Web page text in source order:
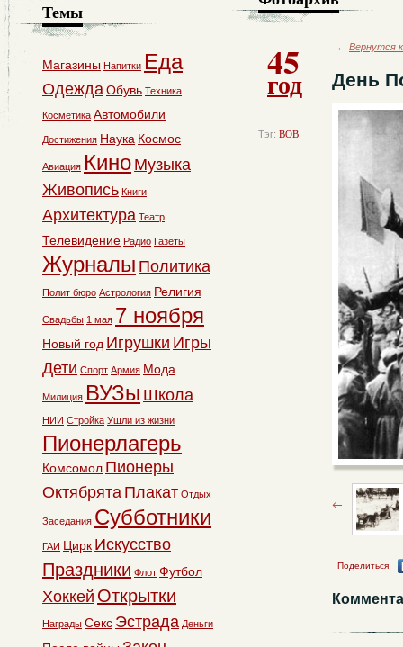
45
год
Тэг: ВОВ
← Вернутся
День
Поделиться
Темы
Магазины Напитки Еда
ОдеждаОбувь Техника
Косметика Автомобили
Достижения Наука Космос
Авиация Кино Музыка
Живопись Книги
Архитектура Театр
Телевидение Радио Газеты
Журналы Политика
Полит бюро Астрология Религия
Свадьбы 1 мая 7 ноября
Новый год Игрушки Игры
Дети Спорт Армия Мода
Милиция ВУЗы Школа
НИИ Стройка Ушли из жизни
Пионерлагерь
Комсомол Пионеры
Октябрята Плакат Отдых
Заседания Субботники
ГАИ Цирк Искусство
Праздники Флот Футбол
Хоккей Открытки
Награды Секс Эстрада Деньги